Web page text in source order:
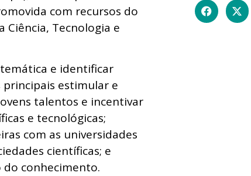
com recursos do
Ciência, Tecnologia e
e identificar
estimular e
talentos e incentivar
e tecnológicas;
com as universidades
científicas; e
conhecimento.